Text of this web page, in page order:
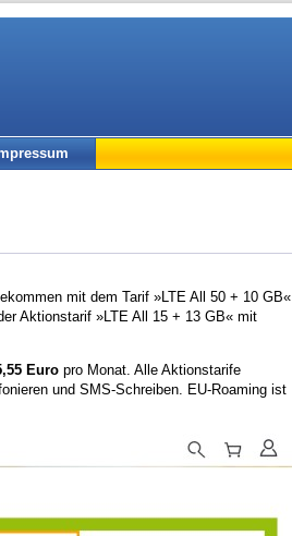
mit dem Tarif »LTE All 50 + 10 GB«
Aktionstarif »LTE All 15 + 13 GB« mit
Euro pro Monat. Alle Aktionstarife
und SMS-Schreiben. EU-Roaming ist